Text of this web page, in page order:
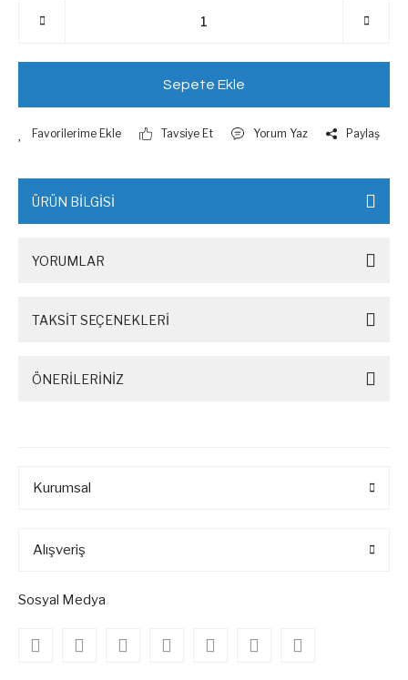
Sepete Ekle
Tavsiye Et Yorum Yaz Paylaş
ÜRÜN BİLGİSİ
YORUMLAR
TAKSİT SEÇENEKLERİ
ÖNERİLERİNİZ
Kurumsal
Alışveriş
Sosyal Medya